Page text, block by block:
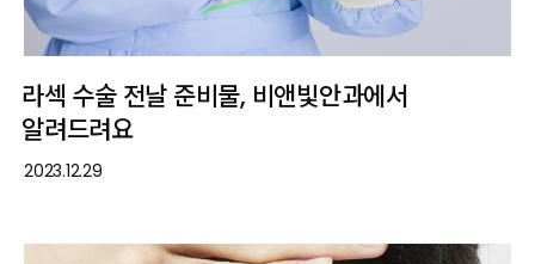
라섹 수술 전날 준비물, 비앤빛안과에서
알려드려요
2023.12.29